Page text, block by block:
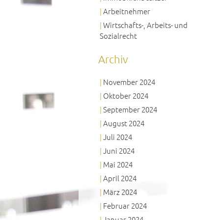
Arbeitnehmer
Wirtschafts-, Arbeits- und
Sozialrecht
Archiv
November 2024
Oktober 2024
September 2024
August 2024
Juli 2024
Juni 2024
Mai 2024
April 2024
März 2024
Februar 2024